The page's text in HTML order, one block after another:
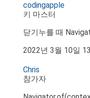
codingapple
키 마스터
닫기누를 때
2022년 3월 10일
Chris
참가자